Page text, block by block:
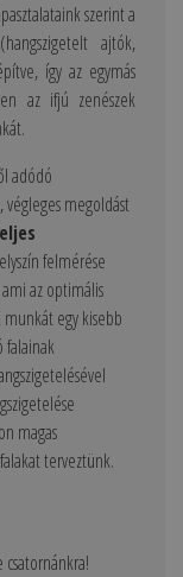
szerint a
ajtók,
így az egymás
az ifjú zenészek
adódó
megoldást
felmérése
az optimális
munkát egy kisebb
falainak
magas
terveztünk.